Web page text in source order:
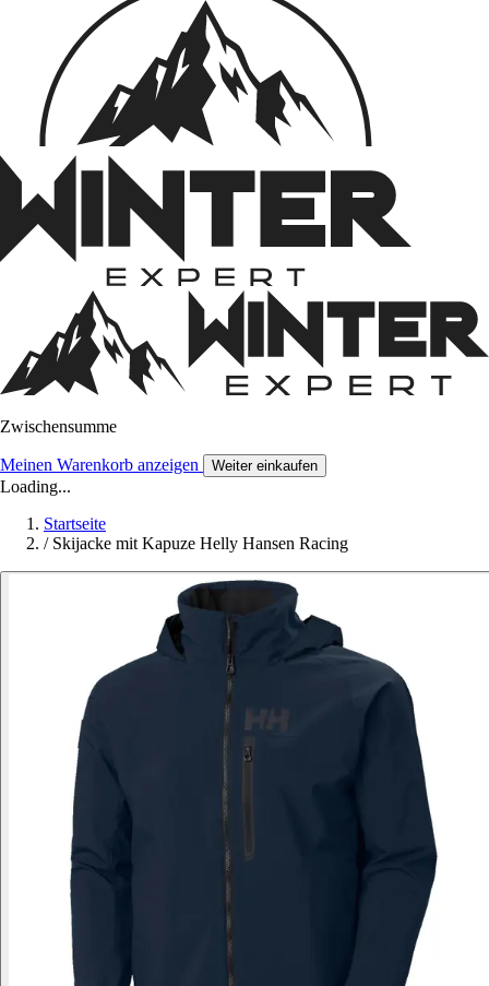
Zwischensumme
Meinen Warenkorb anzeigen Weiter einkaufen
Loading...
Startseite
/ Skijacke mit Kapuze Helly Hansen Racing